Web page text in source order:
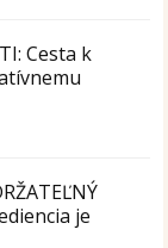
Cesta k
je